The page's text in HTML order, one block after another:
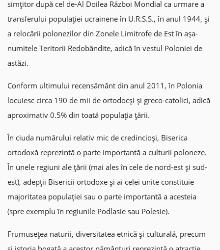
simțitor după cel de-Al Doilea Război Mondial ca urmare a
transferului populației ucrainene în U.R.S.S., în anul 1944, și
a relocării polonezilor din Zonele Limitrofe de Est în așa-
numitele Teritorii Redobândite, adică în vestul Poloniei de
astăzi.
Conform ultimului recensământ din anul 2011, în Polonia
locuiesc circa 190 de mii de ortodocși și greco-catolici, adică
aproximativ 0.5% din toată populația țării.
În ciuda numărului relativ mic de credincioși, Biserica
ortodoxă reprezintă o parte importantă a culturii poloneze.
În unele regiuni ale țării (mai ales în cele de nord-est și sud-
est), adepții Bisericii ortodoxe și ai celei unite constituie
majoritatea populației sau o parte importantă a acesteia
(spre exemplu în regiunile Podlasie sau Polesie).
Frumusețea naturii, diversitatea etnică și culturală, precum